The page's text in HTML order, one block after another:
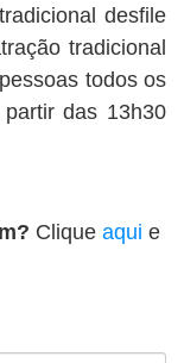
desfile
tradicional
todos os
das 13h30
Clique aqui e